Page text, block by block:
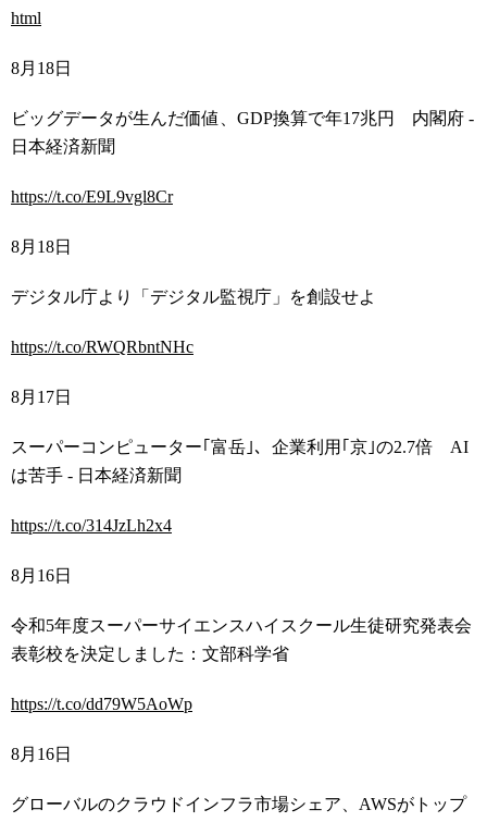
html
8月 18日
ビッグデータが生んだ価値、 GDP換算で年17兆円 内閣府 -
日本経済新聞
https://t.co/E9L9vgl8Cr
8月 18日
デジタル庁より「デジタル監視庁」を創設せよ
https://t.co/RWQRbntNHc
8月 17日
スーパーコンピューター｢富岳｣、企業利用｢京｣の2.7倍 AI
は苦手 - 日本経済新聞
https://t.co/314JzLh2x4
8月 16日
令和5年度スーパーサイエンスハイスクール生徒研究発表会
表彰校を決定しました：文部科学省
https://t.co/dd79W5AoWp
8月 16日
グローバルのクラウドインフラ市場シェア、 AWSがトップ